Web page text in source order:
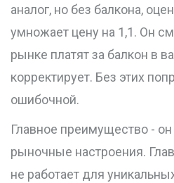
аналог, но без балкона,
умножает цену на 1,1. Он
рынке платят за балкон в
корректирует. Без этих
ошибочной.
Главное преимущество -
рыночные настроения.
не работает для